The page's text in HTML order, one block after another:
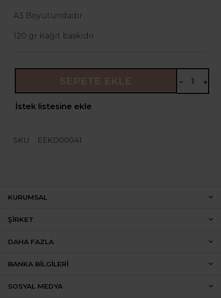
A3 Boyutundadır.
120 gr Kağıt baskıdır .
İstek listesine ekle
SKU EEKD00041
KURUMSAL
ŞIRKET
DAHA FAZLA
BANKA BILGILERI
SOSYAL MEDYA